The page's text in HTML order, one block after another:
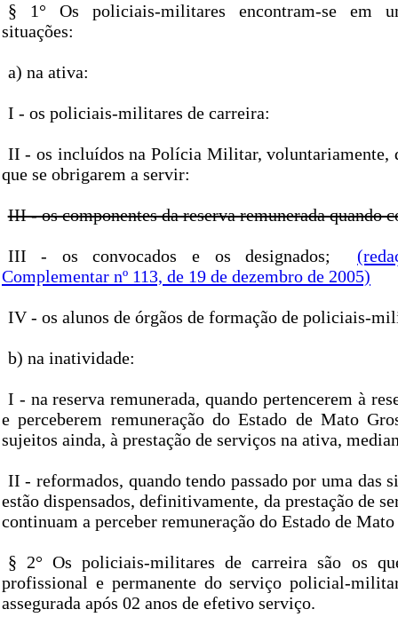
§ 1° Os policiais-militares encontram-se em
situações:
a) na ativa:
I - os policiais-militares de carreira:
II - os incluídos na Polícia Militar, voluntariamente,
que se obrigarem a servir:
III - os componentes da reserva remunerada quando
III - os convocados e os designados;
Complementar nº 113, de 19 de dezembro de 2005)
IV - os alunos de órgãos de formação de policiais-
b) na inatividade:
I - na reserva remunerada, quando pertencerem à
e perceberem remuneração do Estado de Mato
sujeitos ainda, à prestação de serviços na ativa,
II - reformados, quando tendo passado por uma das
estão dispensados, definitivamente, da prestação de
continuam a perceber remuneração do Estado de
§ 2° Os policiais-militares de carreira são os
profissional e permanente do serviço policial-
assegurada após 02 anos de efetivo serviço.